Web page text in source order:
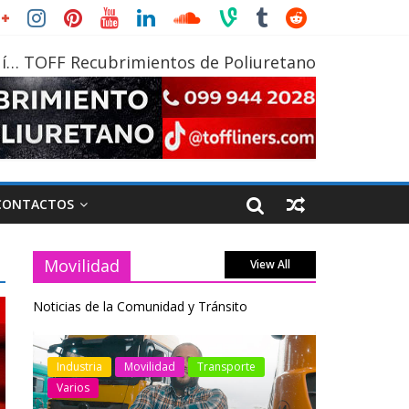
TOFF Recubrimientos de Poliuretano
Movilidad View All
Noticias de la Comunidad y Tránsito
Industria Movilidad
Transporte
Varios